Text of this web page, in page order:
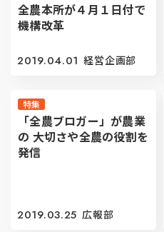
全農本所が４月１日付で
機構改革
2019.04.01 経営企画部
特集
「全農ブロガー」が農業
の 大切さや全農の役割を
発信
2019.03.25 広報部